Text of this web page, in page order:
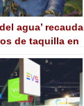
agua’ recauda
de taquilla en